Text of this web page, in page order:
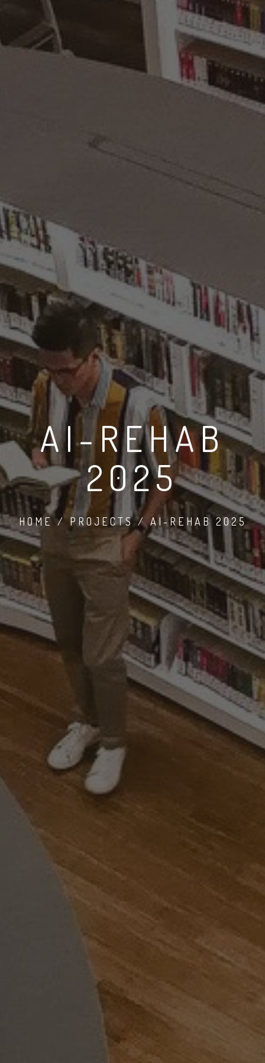
AI-REHAB
2025
HOME / PROJECTS / AI-REHAB 2025